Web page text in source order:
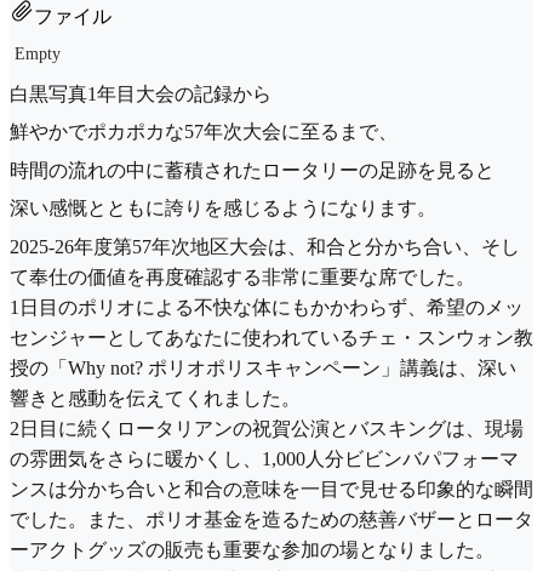
ファイル
Empty
白黒写真1年目大会の記録から
鮮やかでポカポカな57年次大会に至るまで、
時間の流れの中に蓄積されたロータリーの足跡を見ると
深い感慨とともに誇りを感じるようになります。
2025-26年度第57年次地区大会は、和合と分かち合い、そし
て奉仕の価値を再度確認する非常に重要な席でした。
1日目のポリオによる不快な体にもかかわらず、希望のメッ
センジャーとしてあなたに使われているチェ・スンウォン教
授の「Why not? ポリオポリスキャンペーン」講義は、深い
響きと感動を伝えてくれました。
2日目に続くロータリアンの祝賀公演とバスキングは、現場
の雰囲気をさらに暖かくし、1,000人分ビビンバパフォーマ
ンスは分かち合いと和合の意味を一目で見せる印象的な瞬間
でした。また、ポリオ基金を造るための慈善バザーとロータ
ーアクトグッズの販売も重要な参加の場となりました。